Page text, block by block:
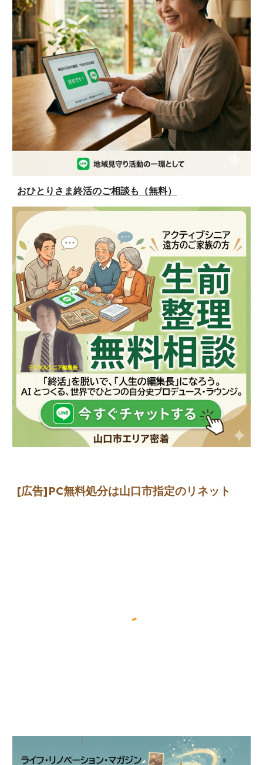
おひとりさま終活のご相談も（無料）
[広告]PC無料処分は山口市指定のリネット